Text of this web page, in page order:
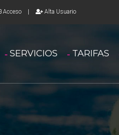
Acceso Alta Usuario
SERVICIOS TARIFAS